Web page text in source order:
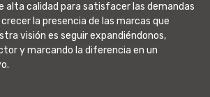
alta calidad para satisfacer las demandas
la presencia de las marcas que
visión es seguir expandiéndonos,
y marcando la diferencia en un